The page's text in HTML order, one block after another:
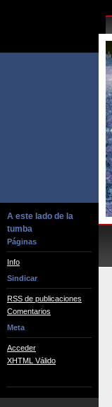
A este lado de la
tumba
Páginas
Info
Sindicar
RSS de publicaciones
Comentarios
Meta
Acceder
XHTML Válido